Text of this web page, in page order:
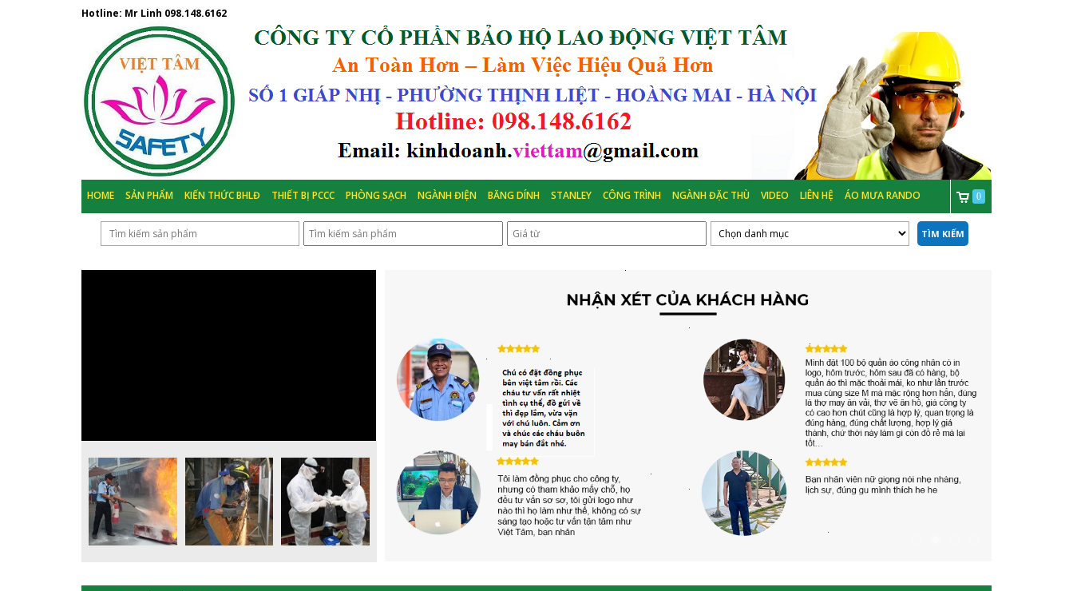
Hotline: Mr Linh 098.148.6162
HOME SẢN PHẨM KIẾN THỨC BHLĐ THIẾT BỊ PCCC PHÒNG SẠCH NGÀNH ĐIỆN BĂNG DÍNH STANLEY CÔNG TRÌNH NGÀNH ĐẶC THÙ VIDEO LIÊN HỆ ÁO MƯA RANDO 0
TÌM KIẾM